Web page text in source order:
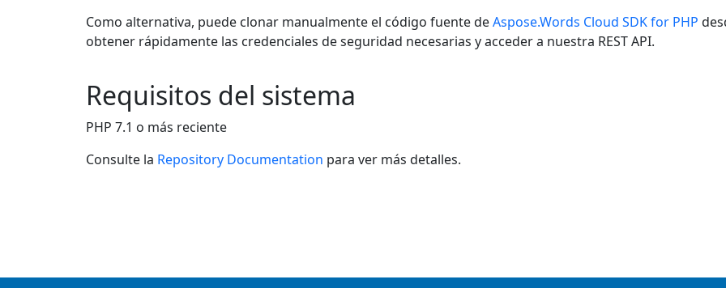
Como alternativa, puede clonar manualmente el código fuente deAspose.Words Cloud SDK for PHP
obtener rápidamente las credenciales de seguridad necesarias y acceder a nuestra REST API.
Requisitos del sistema
PHP 7.1 o más reciente
Consulte la Repository Documentation para ver más detalles.